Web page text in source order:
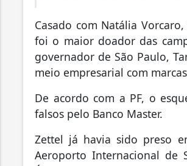
Casado com Natália
foi o maior doador das
governador de São Paulo,
meio empresarial com
De acordo com a PF, o
falsos pelo Banco Master.
Zettel já havia sido preso
Aeroporto Internacional de